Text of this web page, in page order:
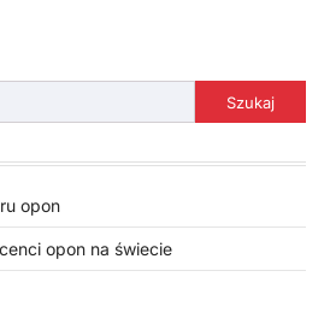
Szukaj
opon
opon na świecie